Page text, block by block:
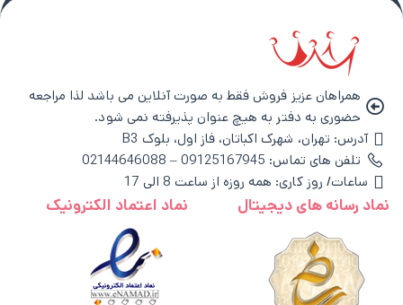
همراهان عزیز فروش فقط به صورت آنلاین می باشد لذا مراجعه
حضوری به دفتر به هیچ عنوان پذیرفته نمی شود.
آدرس: تهران، شهرک اکباتان، فاز اول، بلوک B3
تلفن های تماس: 09125167945 – 02144646088
ساعات/ روز کاری: همه روزه از ساعت 8 الی 17
نماد رسانه های دیجیتال نماد اعتماد الکترونیک